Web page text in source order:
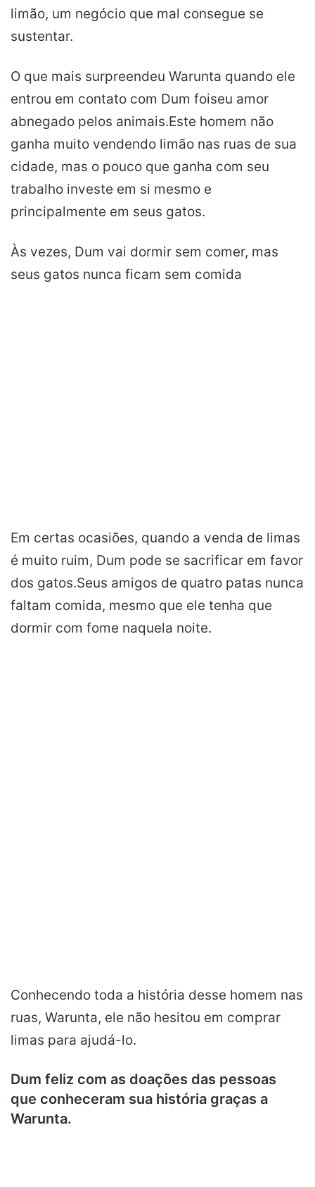
limão, um negócio que mal consegue se
sustentar.
O que mais surpreendeu Warunta quando ele
entrou em contato com Dum foiseu amor
abnegado pelos animais.Este homem não
ganha muito vendendo limão nas ruas de sua
cidade, mas o pouco que ganha com seu
trabalho investe em si mesmo e
principalmente em seus gatos.
Às vezes, Dum vai dormir sem comer, mas
seus gatos nunca ficam sem comida
Em certas ocasiões, quando a venda de limas
é muito ruim, Dum pode se sacrificar em favor
dos gatos.Seus amigos de quatro patas nunca
faltam comida, mesmo que ele tenha que
dormir com fome naquela noite.
Conhecendo toda a história desse homem nas
ruas, Warunta, ele não hesitou em comprar
limas para ajudá-lo.
Dum feliz com as doações das pessoas
que conheceram sua história graças a
Warunta.